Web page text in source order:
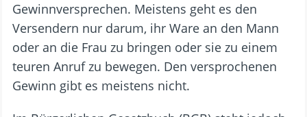
Gewinnversprechen. Meistens geht es den
Versendern nur darum, ihr Ware an den Mann
oder an die Frau zu bringen oder sie zu einem
teuren Anruf zu bewegen. Den versprochenen
Gewinn gibt es meistens nicht.